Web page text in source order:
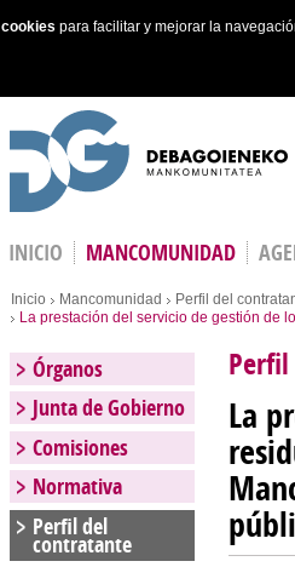
cookies para facilitar y mejorar la
INICIO MANCOMUNIDAD
Estás en
Inicio Mancomunidad
Perfil del
La prestación del servicio de gestión de
La
Órganos
Junta de Gobierno
Comisiones
Normativa
Perfil del
contratante